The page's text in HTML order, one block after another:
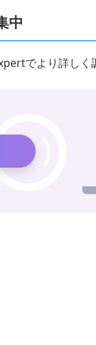
中
でより詳しく